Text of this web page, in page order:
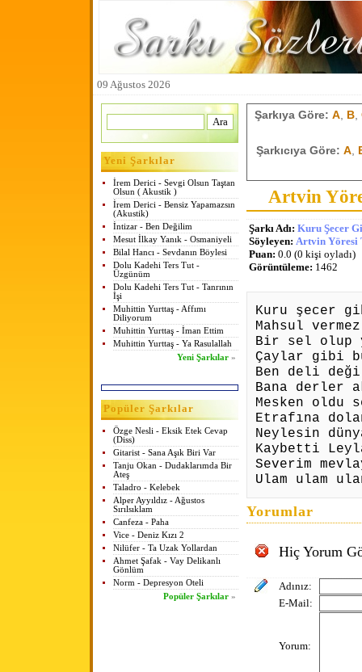
09 Ağustos 2026
Yeni Şarkılar
İrem Derici - Sevgi Olsun Taştan
Olsun ( Akustik )
İrem Derici - Bensiz Yapamazsın
(Akustik)
İntizar - Ben Değilim
Mesut İlkay Yanık - Osmaniyeli
Bilal Hancı - Sevdanın Böylesi
Dolu Kadehi Ters Tut -
Üzgünüm
Dolu Kadehi Ters Tut - Tanrının
İşi
Muhittin Yurttaş - Affımı
Diliyorum
Muhittin Yurttaş - İman Ettim
Muhittin Yurttaş - Ya Rasulallah
Yeni Şarkılar »
Popüler Şarkılar
Özge Nesli - Eksik Etek Cevap
(Diss)
Gitarist - Sana Aşık Biri Var
Tanju Okan - Dudaklarımda Bir
Ateş
Taladro - Kelebek
Alper Ayyıldız - Ağustos
Sırılsıklam
Canfeza - Paha
Vice - Deniz Kızı 2
Nilüfer - Ta Uzak Yollardan
Ahmet Şafak - Vay Delikanlı
Gönlüm
Norm - Depresyon Oteli
Popüler Şarkılar »
Şarkıya Göre: A, B,
Şarkıcıya Göre: A,
Artvin
Şarkı Adı: Kuru Şecer
Söyleyen: Artvin Yöresi
Puan: 0.0 (0 kişi oyladı)
Görüntüleme: 1462
Kuru şecer
Mahsul
Bir sel olup
Çaylar gibi
Ben deli
Bana derler
Mesken oldu
Etrafına
Neylesin
Kaybetti
Severim
Ulam ulam
Yorumlar
Hiç Yorum
Adınız:
E-Mail:
Yorum: